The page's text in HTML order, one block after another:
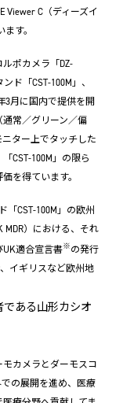
Viewer C（ディーズイ
す。
ポカメラ「DZ-
ド「CST-100M」、
3月に国内で提供を開
通常／グリーン／偏
ター上でタッチした
CST-100M」の限ら
を得ています。
「CST-100M」の欧州
MDR）における、それ
UK適合宣言書※の発行
イギリスなど欧州地
ある山形カシオ
カメラとダーモスコ
の展開を進め、医療